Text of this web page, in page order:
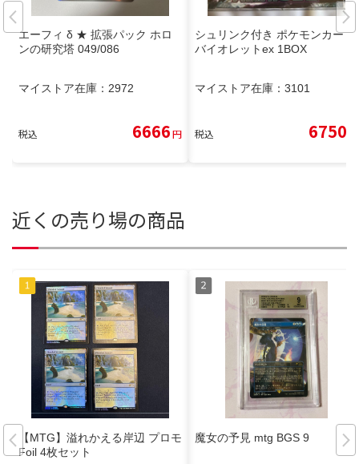
エーフィ δ ★ 拡張パック ホロ
ンの研究塔 049/086
マイストア在庫： 2972
税込 6666円
シュリンク付き ポケモンカード
バイオレットex 1BOX
マイストア在庫： 3101
税込 6750
近くの売り場の商品
【MTG】溢れかえる岸辺 プロモ
Foil 4枚セット
魔女の予見 mtg BGS 9